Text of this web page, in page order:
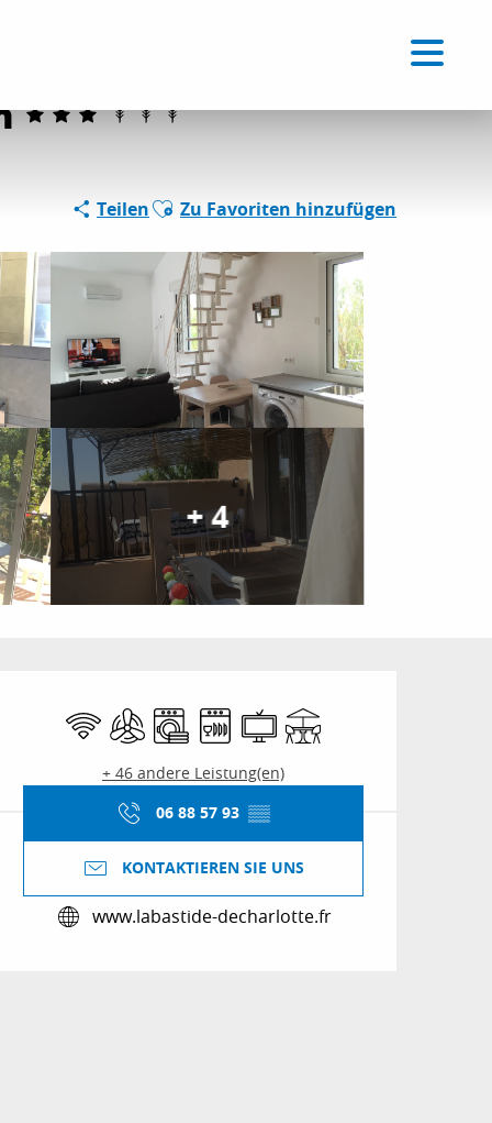
TeilenAjouter aux favoris
Zu Favoriten hinzufügen
+ 4
&
Wi-Fi Klimaanlage
Waschmaschine
Geschirrspülmaschine
Fernsehen
Terrasse
+ 46 andere Leistung(en)
06 88 57 93 ▒▒
KONTAKTIEREN SIE UNS
www.labastide-decharlotte.fr